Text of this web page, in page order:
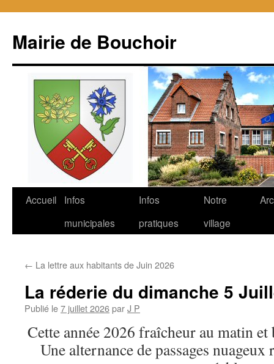
Mairie de Bouchoir
Aller
Accueil
Infos
municipales
Infos
pratiques
Notre
village
← La lettre aux habitants de Juin 2026
La réderie du dimanche 5
Publié le7 juillet 2026parJ P
Cette année 2026 fraîcheur au matin
Une alternance de passages